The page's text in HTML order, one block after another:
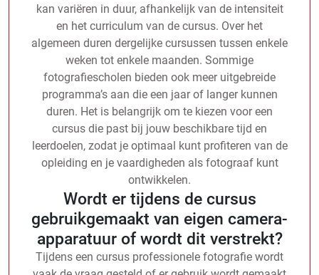
kan variëren in duur, afhankelijk van de intensiteit
en het curriculum van de cursus. Over het
algemeen duren dergelijke cursussen tussen enkele
weken tot enkele maanden. Sommige
fotografiescholen bieden ook meer uitgebreide
programma’s aan die een jaar of langer kunnen
duren. Het is belangrijk om te kiezen voor een
cursus die past bij jouw beschikbare tijd en
leerdoelen, zodat je optimaal kunt profiteren van de
opleiding en je vaardigheden als fotograaf kunt
ontwikkelen.
Wordt er tijdens de cursus
gebruikgemaakt van eigen camera-
apparatuur of wordt dit verstrekt?
Tijdens een cursus professionele fotografie wordt